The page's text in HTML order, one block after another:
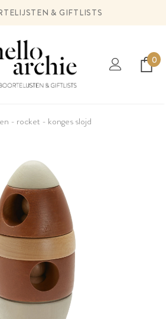
& GIFTLISTS
0
- rocket - konges slojd